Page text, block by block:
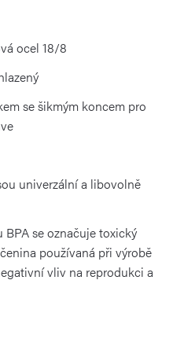
ocel 18/8
se šikmým koncem pro
univerzální a libovolně
BPA se označuje toxický
používaná při výrobě
vliv na reprodukci a